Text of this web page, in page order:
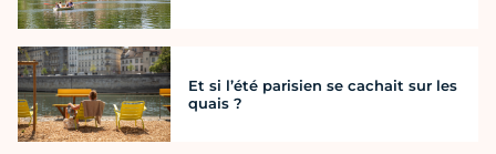
Et si l’été parisien se cachait sur les
quais ?